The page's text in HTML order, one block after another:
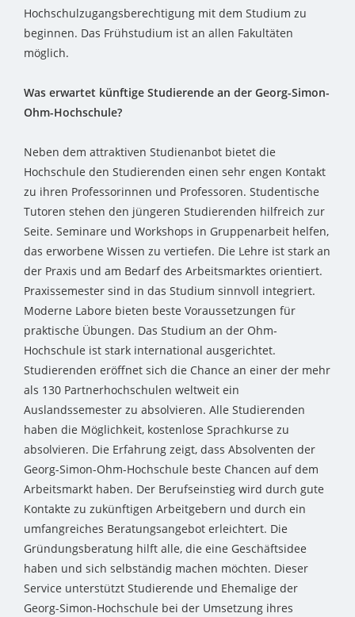
Hochschulzugangsberechtigung mit dem Studium zu
beginnen. Das Frühstudium ist an allen Fakultäten
möglich.
Was erwartet künftige Studierende an der Georg-Simon-
Ohm-Hochschule?
Neben dem attraktiven Studienanbot bietet die
Hochschule den Studierenden einen sehr engen Kontakt
zu ihren Professorinnen und Professoren. Studentische
Tutoren stehen den jüngeren Studierenden hilfreich zur
Seite. Seminare und Workshops in Gruppenarbeit helfen,
das erworbene Wissen zu vertiefen. Die Lehre ist stark an
der Praxis und am Bedarf des Arbeitsmarktes orientiert.
Praxissemester sind in das Studium sinnvoll integriert.
Moderne Labore bieten beste Voraussetzungen für
praktische Übungen. Das Studium an der Ohm-
Hochschule ist stark international ausgerichtet.
Studierenden eröffnet sich die Chance an einer der mehr
als 130 Partnerhochschulen weltweit ein
Auslandssemester zu absolvieren. Alle Studierenden
haben die Möglichkeit, kostenlose Sprachkurse zu
absolvieren. Die Erfahrung zeigt, dass Absolventen der
Georg-Simon-Ohm-Hochschule beste Chancen auf dem
Arbeitsmarkt haben. Der Berufseinstieg wird durch gute
Kontakte zu zukünftigen Arbeitgebern und durch ein
umfangreiches Beratungsangebot erleichtert. Die
Gründungsberatung hilft alle, die eine Geschäftsidee
haben und sich selbständig machen möchten. Dieser
Service unterstützt Studierende und Ehemalige der
Georg-Simon-Hochschule bei der Umsetzung ihres